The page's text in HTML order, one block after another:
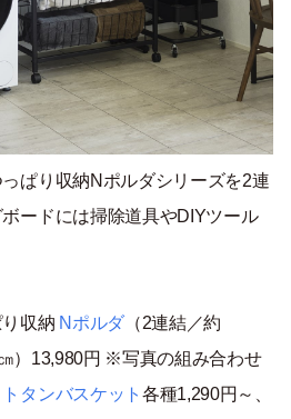
ぱり収納Nポルダシリーズを2連
ードには掃除道具やDIYツール
収納 Nポルダ（2連結／約
）13,980円 ※写真の組み合わせ
トタンバスケット 各種1,290円～、